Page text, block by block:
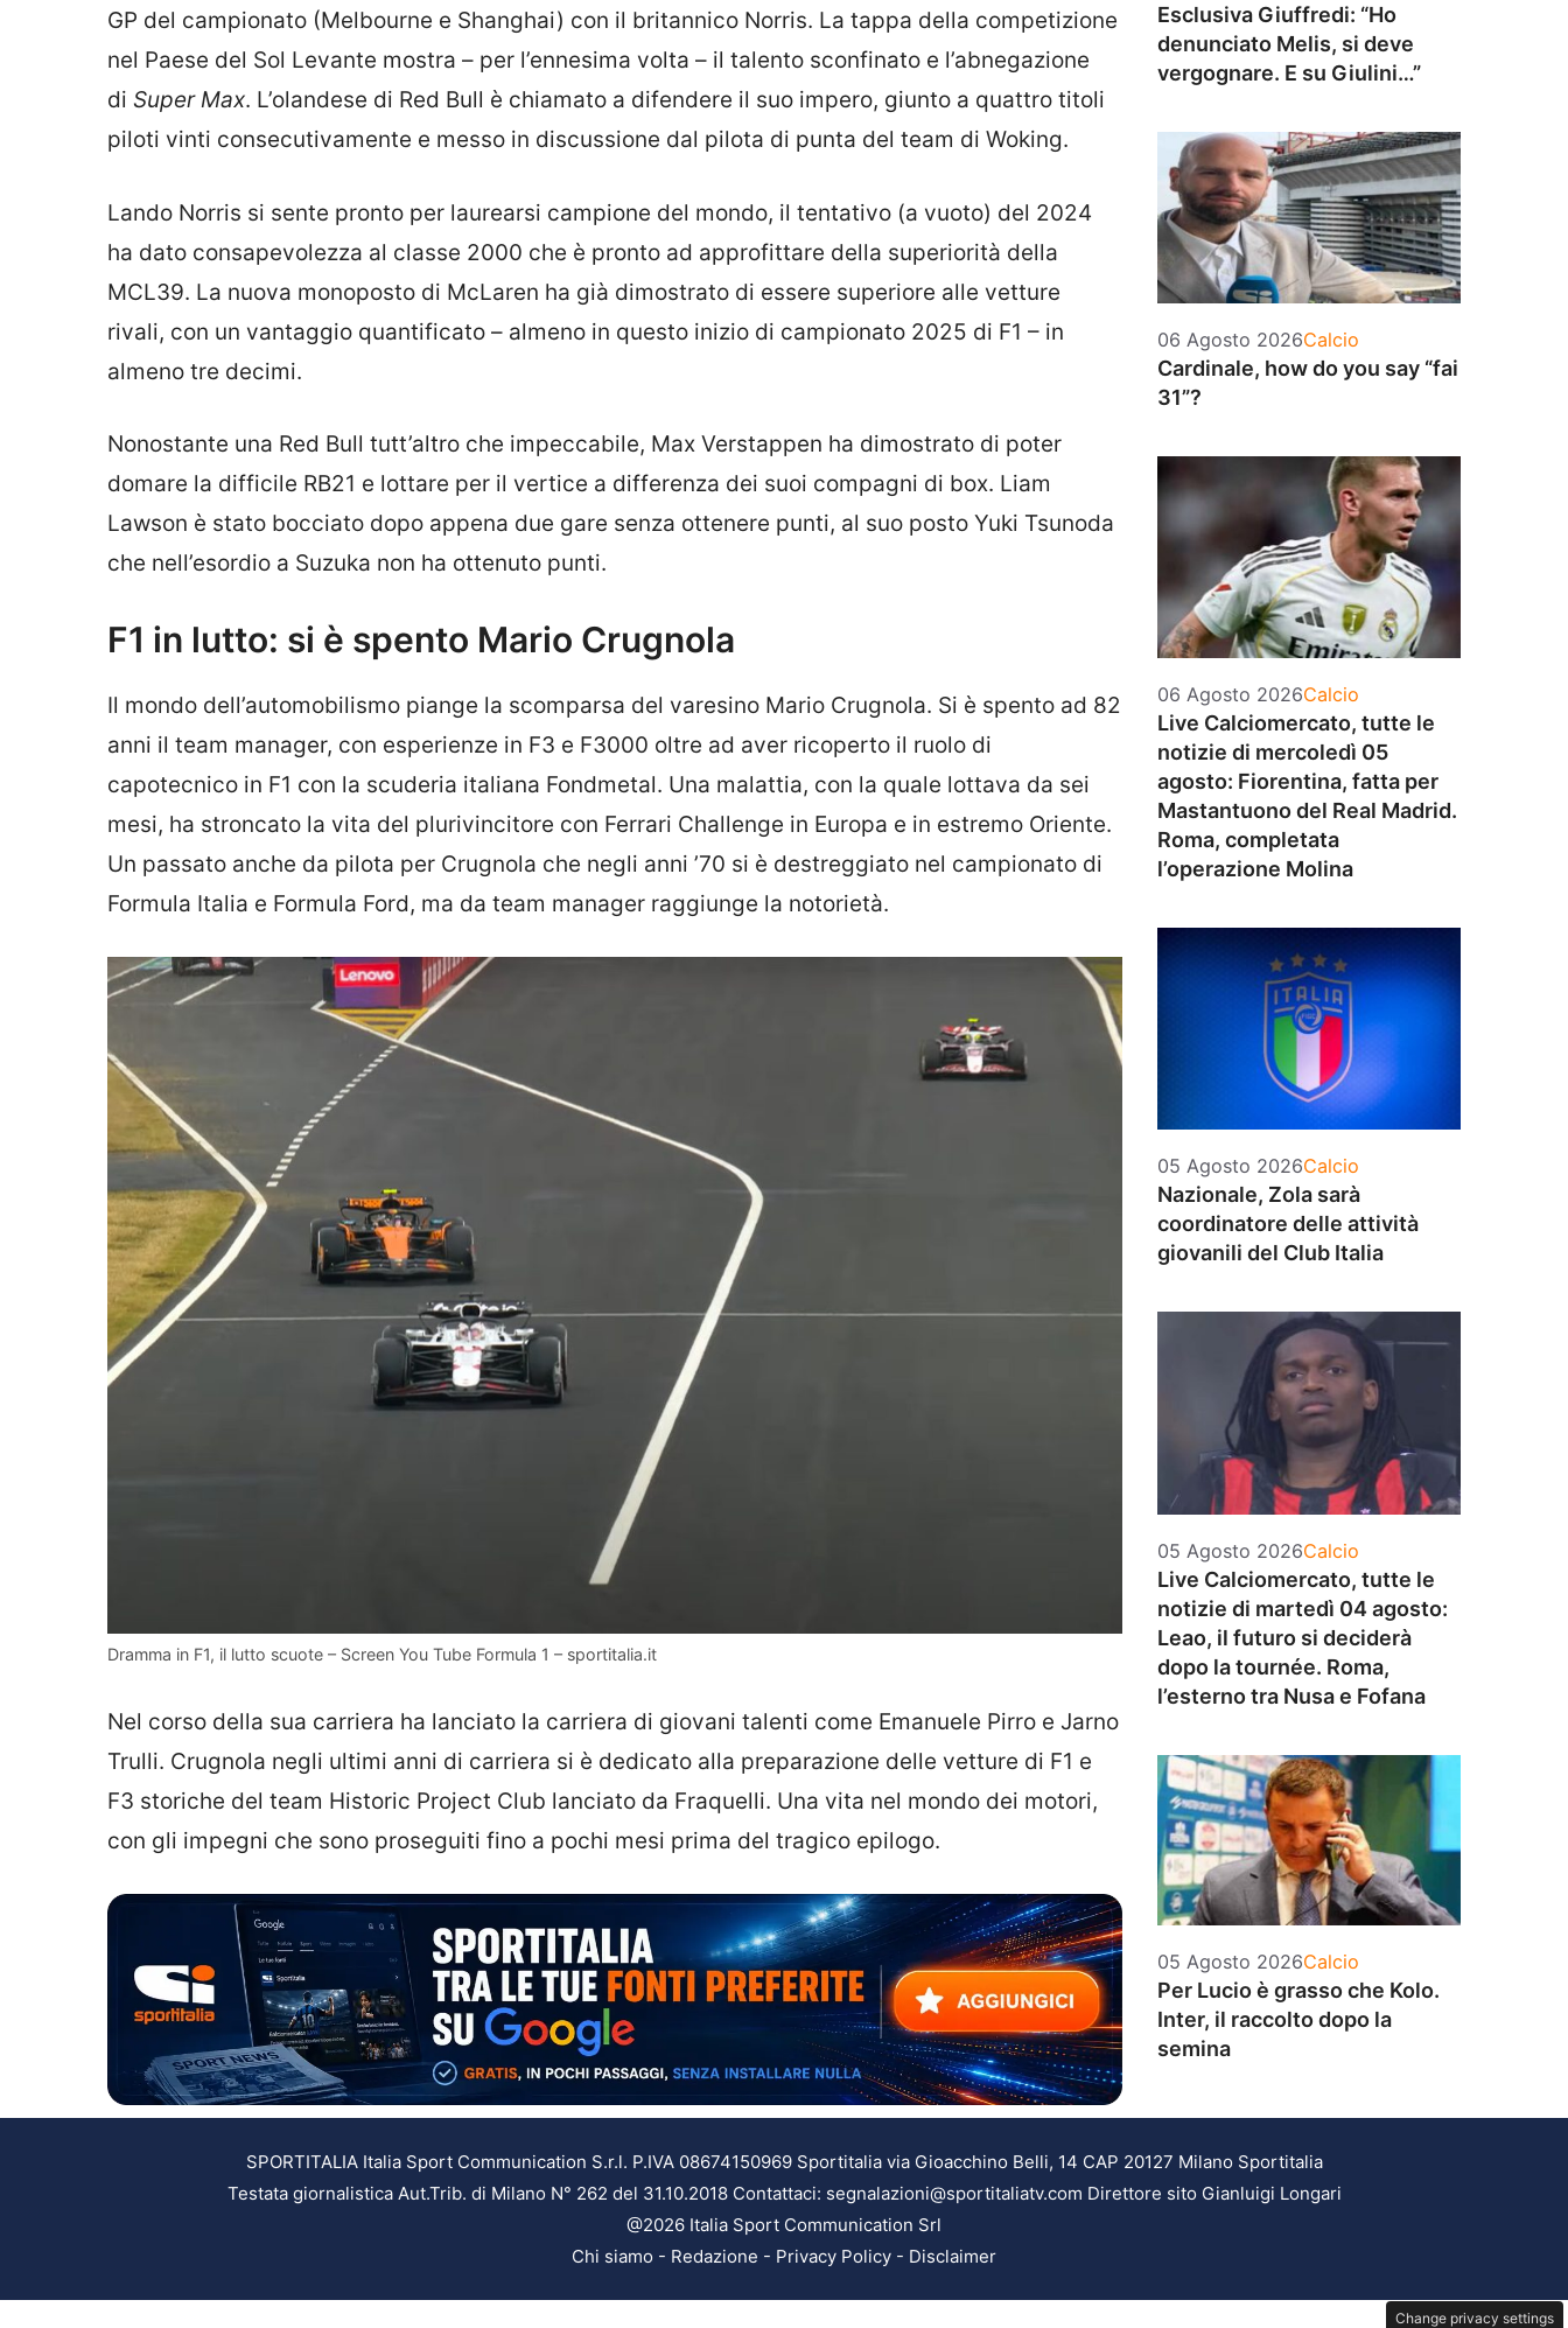
GP del campionato (Melbourne e Shanghai) con il britannico Norris. La tappa della competizione
nel Paese del Sol Levante mostra – per l’ennesima volta – il talento sconfinato e l’abnegazione
di Super Max. L’olandese di Red Bull è chiamato a difendere il suo impero, giunto a quattro titoli
piloti vinti consecutivamente e messo in discussione dal pilota di punta del team di Woking.
Lando Norris si sente pronto per laurearsi campione del mondo, il tentativo (a vuoto) del 2024
ha dato consapevolezza al classe 2000 che è pronto ad approfittare della superiorità della
MCL39. La nuova monoposto di McLaren ha già dimostrato di essere superiore alle vetture
rivali, con un vantaggio quantificato – almeno in questo inizio di campionato 2025 di F1 – in
almeno tre decimi.
Nonostante una Red Bull tutt’altro che impeccabile, Max Verstappen ha dimostrato di poter
domare la difficile RB21 e lottare per il vertice a differenza dei suoi compagni di box. Liam
Lawson è stato bocciato dopo appena due gare senza ottenere punti, al suo posto Yuki Tsunoda
che nell’esordio a Suzuka non ha ottenuto punti.
F1 in lutto: si è spento Mario Crugnola
Il mondo dell’automobilismo piange la scomparsa del varesino Mario Crugnola. Si è spento ad 82
anni il team manager, con esperienze in F3 e F3000 oltre ad aver ricoperto il ruolo di
capotecnico in F1 con la scuderia italiana Fondmetal. Una malattia, con la quale lottava da sei
mesi, ha stroncato la vita del plurivincitore con Ferrari Challenge in Europa e in estremo Oriente.
Un passato anche da pilota per Crugnola che negli anni ’70 si è destreggiato nel campionato di
Formula Italia e Formula Ford, ma da team manager raggiunge la notorietà.
Dramma in F1, il lutto scuote – Screen You Tube Formula 1 – sportitalia.it
Nel corso della sua carriera ha lanciato la carriera di giovani talenti come Emanuele Pirro e Jarno
Trulli. Crugnola negli ultimi anni di carriera si è dedicato alla preparazione delle vetture di F1 e
F3 storiche del team Historic Project Club lanciato da Fraquelli. Una vita nel mondo dei motori,
con gli impegni che sono proseguiti fino a pochi mesi prima del tragico epilogo.
Esclusiva Giuffredi: “Ho
denunciato Melis, si deve
vergognare. E su Giulini…”
06 Agosto 2026Categorie
Calcio
Cardinale, how do you say “fai
31”?
06 Agosto 2026Categorie
Calcio
Live Calciomercato, tutte le
notizie di mercoledì 05
agosto: Fiorentina, fatta per
Mastantuono del Real Madrid.
Roma, completata
l’operazione Molina
05 Agosto 2026Categorie
Calcio
Nazionale, Zola sarà
coordinatore delle attività
giovanili del Club Italia
05 Agosto 2026Categorie
Calcio
Live Calciomercato, tutte le
notizie di martedì 04 agosto:
Leao, il futuro si deciderà
dopo la tournée. Roma,
l’esterno tra Nusa e Fofana
05 Agosto 2026Categorie
Calcio
Per Lucio è grasso che Kolo.
Inter, il raccolto dopo la
semina
SPORTITALIA Italia Sport Communication S.r.l. P.IVA 08674150969 Sportitalia via Gioacchino Belli, 14 CAP 20127 Milano Sportitalia
Testata giornalistica Aut.Trib. di Milano N° 262 del 31.10.2018 Contattaci: segnalazioni@sportitaliatv.com Direttore sito Gianluigi Longari
@2026 Italia Sport Communication Srl
Chi siamo - Redazione - Privacy Policy - Disclaimer
Change privacy settings